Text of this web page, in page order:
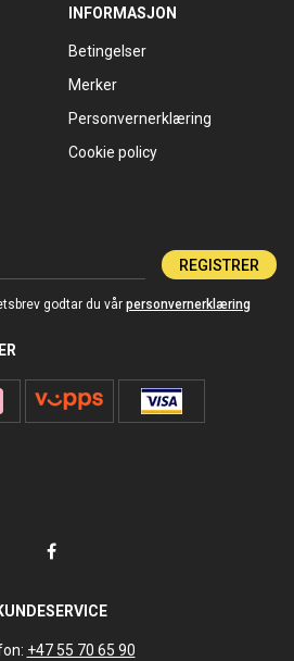
INFORMASJON
Betingelser
Merker
Personvernerklæring
Cookie policy
REGISTRER
godtar du vår personvernerklæring
+47 55 70 65 90